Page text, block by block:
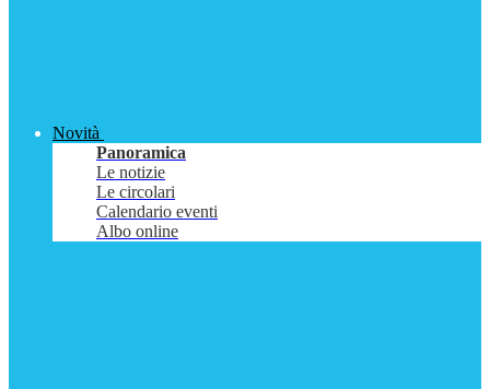
Novità
Panoramica
Le notizie
Le circolari
Calendario eventi
Albo online